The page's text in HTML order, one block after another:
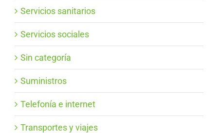
Servicios sanitarios
Servicios sociales
Sin categoría
Suministros
Telefonía e internet
Transportes y viajes